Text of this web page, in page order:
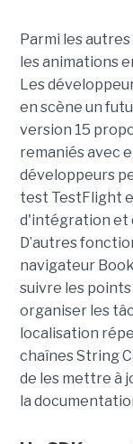
Parmi les
les animations
Les
en scène un
version 15
remaniés avec
développeurs
test TestFlight
d'intégration et
D’autres
navigateur
suivre les
organiser les
localisation
chaînes String
de les mettre à
la